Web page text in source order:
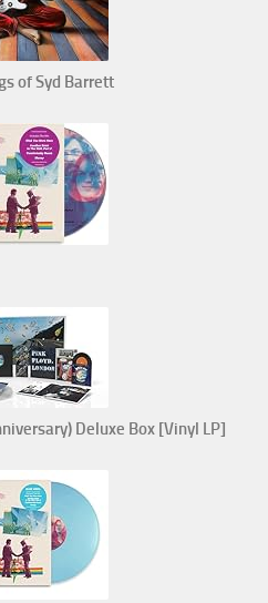
of Syd Barrett
Deluxe Box [Vinyl LP]